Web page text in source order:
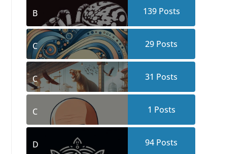
B 139Posts
C 29 Posts
C 31 Posts
C 1 Posts
D 94 Posts